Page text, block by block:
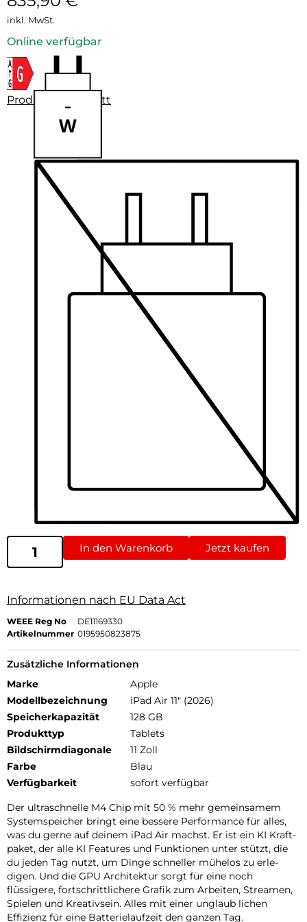
inkl. MwSt.
Online verfügbar
Produktdatenblatt
In den Warenkorb Jetzt kaufen
Informationen nach EU Data Act
WEEE Reg No
DE11169330
Artikelnummer 0195950823875
Zusätzliche Informationen
Marke
Apple
Modellbezeichnung
iPad Air 11" (2026)
Speicherkapazität
128 GB
Produkttyp
Tablets
Bildschirmdiagonale
11 Zoll
Farbe
Blau
Verfügbarkeit
sofort verfügbar
Der ultra­schnelle M4 Chip mit 50 % mehr gemein­samem
Systemspeicher bringt eine bessere Per­for­mance für alles,
was du gerne auf deinem iPad Air machst. Er ist ein KI Kraft­
paket, der alle KI Features und Funk­tionen unter stützt, die
du jeden Tag nutzt, um Dinge schneller mühelos zu erle­
digen. Und die GPU Archi­tektur sorgt für eine noch
flüssigere, fort­schritt­lichere Grafik zum Arbeiten, Streamen,
Spielen und Kreativ­sein. Alles mit einer unglaub lichen
Effizienz für eine Batterie­laufzeit den ganzen Tag.